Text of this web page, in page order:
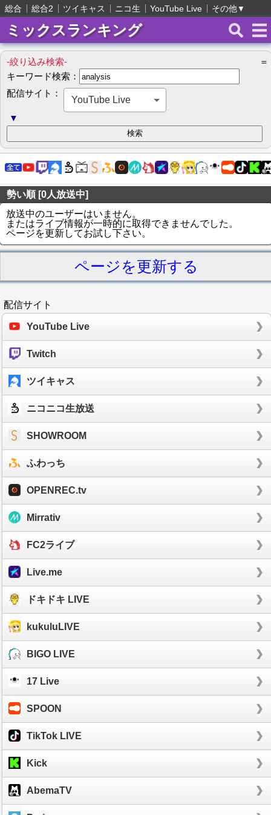
総合 総合2 ツイキャス ニコ生 YouTube Live その他▼
ミックスランキング
-絞り込み検索-
＝
キーワード検索：
配信サイト：
YouTube Live
▼
勢い順 [0人放送中]
放送中のユーザーはいません。
またはライブ情報が一時的に取得できませんでした。
ページを更新してお試し下さい。
ページを更新する
配信サイト
YouTube Live
Twitch
ツイキャス
ニコニコ生放送
SHOWROOM
ふわっち
OPENREC.tv
Mirrativ
FC2ライブ
Live.me
ドキドキ LIVE
kukuluLIVE
BIGO LIVE
17 Live
SPOON
TikTok LIVE
Kick
AbemaTV